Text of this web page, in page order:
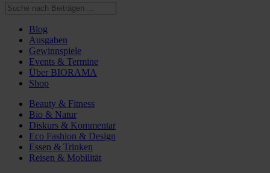
Blog
Ausgaben
Gewinnspiele
Events & Termine
Über BIORAMA
Shop
Beauty & Fitness
Bio & Natur
Diskurs & Kommentar
Eco Fashion & Design
Essen & Trinken
Reisen & Mobilität